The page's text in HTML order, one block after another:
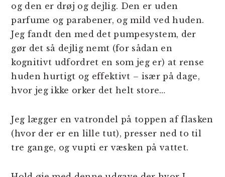
og den er drøj og dejlig. Den er uden
parfume og parabener, og mild ved huden.
Jeg fandt den med det pumpesystem, der
gør det så dejlig nemt (for sådan en
kognitivt udfordret en som jeg er) at rense
huden hurtigt og effektivt – især på dage,
hvor jeg ikke orker det helt store…
Jeg lægger en vatrondel på toppen af flasken
(hvor der er en lille tut), presser ned to til
tre gange, og vupti er væsken på vattet.